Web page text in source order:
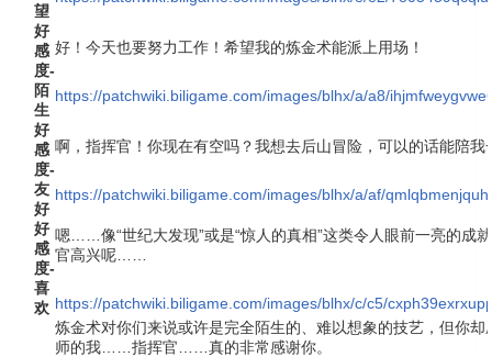
望
好
感
度-
陌
生
好！今天也要努力工作！希望我的炼金术能派上用场！
https://patchwiki.biligame.com/images/blhx/a/a8/
好
感
度-
友
好
啊，指挥官！你现在有空吗？我想去后山冒险，可以的话能陪我
https://patchwiki.biligame.com/images/blhx/a/af/
好
感
度-
喜
欢
嗯……像“世纪大发现”或是“惊人的真相”这类令人眼前一亮的
官高兴呢……
https://patchwiki.biligame.com/images/blhx/c/c5/
炼金术对你们来说或许是完全陌生的、难以想象的技艺，但你
师的我……指挥官……真的非常感谢你。